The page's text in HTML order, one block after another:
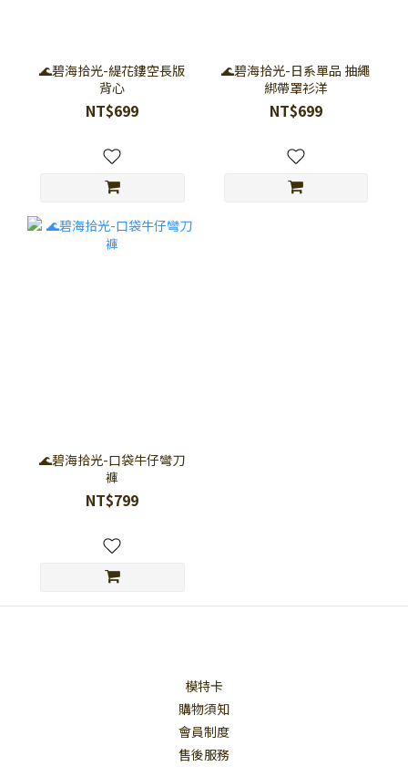
🌊碧海拾光-緹花鏤空長版
背心
NT$699
🌊碧海拾光-日系單品 抽繩
綁帶罩衫洋
NT$699
🌊碧海拾光-口袋牛仔彎刀
褲
NT$799
模特卡
購物須知
會員制度
售後服務